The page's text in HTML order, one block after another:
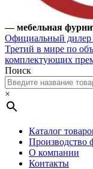
— мебельная
Официальный
Третий в мире по
комплектующих
Поиск
×
Каталог
Производство
О компании
Контакты